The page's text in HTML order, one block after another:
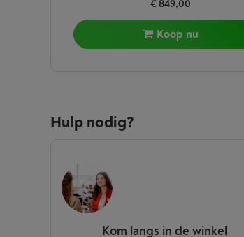
€ 849,00
Koop nu
Hulp nodig?
Kom langs in de winkel